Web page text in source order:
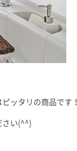
ッタリの商品です！
さい(^^)